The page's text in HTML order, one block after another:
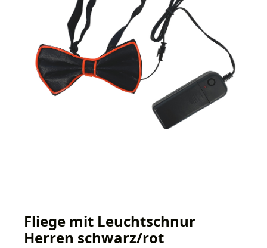
Fliege mit Leuchtschnur
Herren schwarz/rot